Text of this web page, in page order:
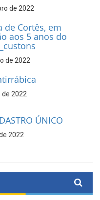
de 2022
de Cortês, em
aos 5 anos do
de 2022
de 2022
ÚNICO
2022